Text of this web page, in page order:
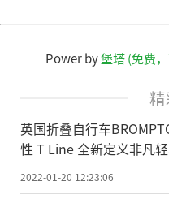
Power by堡塔 (免费
英国折叠自行车
性 T Line 全新定义非凡
2022-01-20 12:23:06